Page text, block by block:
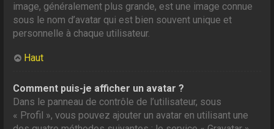
image, généralement plus grande, est une image connue
sous le nom d’avatar qui est bien souvent unique et
personnelle à chaque utilisateur.
Haut
Comment puis-je afficher un avatar ?
Dans le panneau de contrôle de l’utilisateur, sous
« Profil », vous pouvez ajouter un avatar en utilisant une